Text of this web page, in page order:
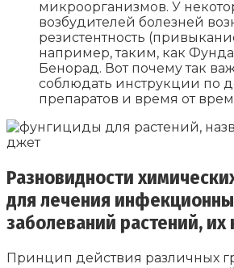
микроорганизмов. У
возбудителей болезней
резистентность
например, таким, как
Бенорад. Вот почему так
соблюдать инструкции по
препаратов и время от
Разновидности
для лечения
заболеваний растений, их
Принцип действия различных